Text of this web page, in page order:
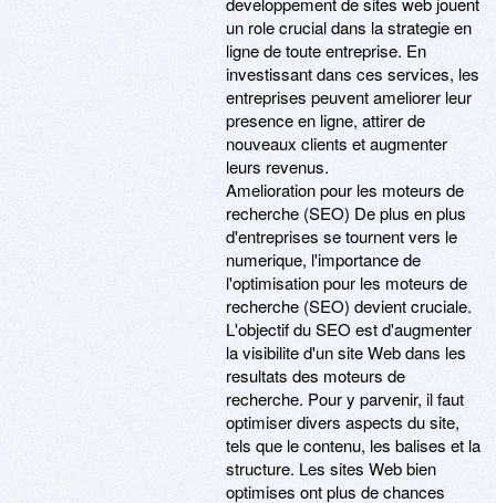
un role crucial dans la strategie en
ligne de toute entreprise. En
investissant dans ces services, les
entreprises peuvent ameliorer leur
presence en ligne, attirer de
nouveaux clients et augmenter
leurs revenus.
Amelioration pour les moteurs de
recherche (SEO) De plus en plus
d'entreprises se tournent vers le
numerique, l'importance de
l'optimisation pour les moteurs de
recherche (SEO) devient cruciale.
L'objectif du SEO est d'augmenter
la visibilite d'un site Web dans les
resultats des moteurs de
recherche. Pour y parvenir, il faut
optimiser divers aspects du site,
tels que le contenu, les balises et la
structure. Les sites Web bien
optimises ont plus de chances